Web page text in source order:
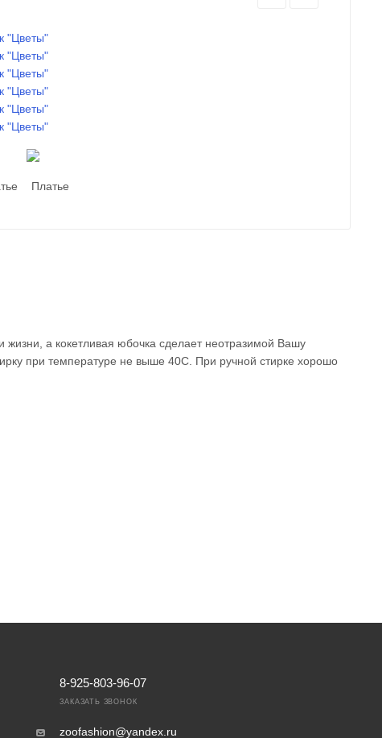
жизни, а кокетливая юбочка сделает неотразимой Вашу
при температуре не выше 40С. При ручной стирке хорошо
8-925-803-96-07
ЗАКАЗАТЬ ЗВОНОК
zoofashion@yandex.ru